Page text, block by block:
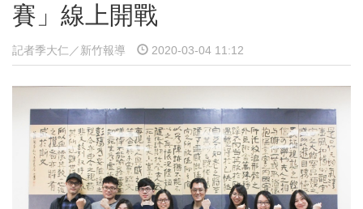
賽」線上開戰
記者季大仁／新竹報導 2020-03-04 11:12